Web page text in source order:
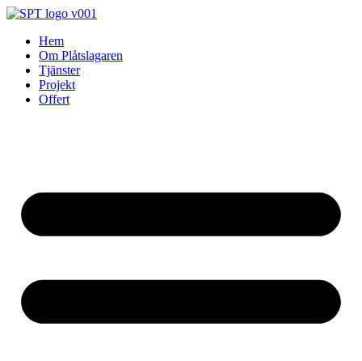
Skip
contentHem
Om Plåtslagaren
Tjänster
Projekt
Offert